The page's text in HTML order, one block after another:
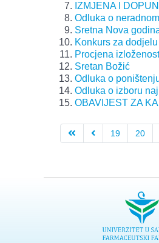
IZMJENA I
Odluka o
Sretna Nova
Konkurs za
Procjena
Sretan Božić
Odluka o
Odluka o izboru
OBAVIJEST ZA
19 20